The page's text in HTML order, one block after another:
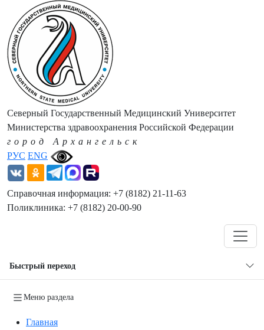
РУС ENG
Северный Государственный Медицинский Университет
Министерства здравоохранения Российской Федерации
город Архангельск
Справочная информация: +7 (8182) 21-11-63
Поликлиника: +7 (8182) 20-00-90
Быстрый переход
Меню раздела
Главная